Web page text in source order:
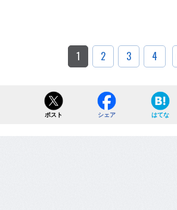
1 2 3 4
ポスト シェア はてな